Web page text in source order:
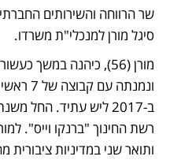
סיגל מורן למנכלי"ת משרדו.
ותואר שני במדיניות